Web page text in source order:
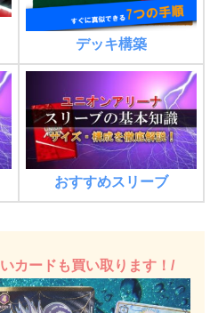
デッキ構築
おすすめスリーブ
カードも買い取ります！/